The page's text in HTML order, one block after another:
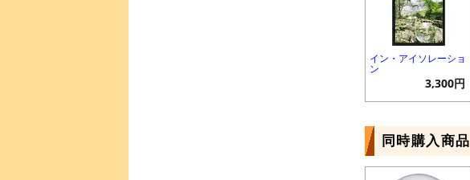
イン・アイソレーショ
ン
3,300円
同時購入商品